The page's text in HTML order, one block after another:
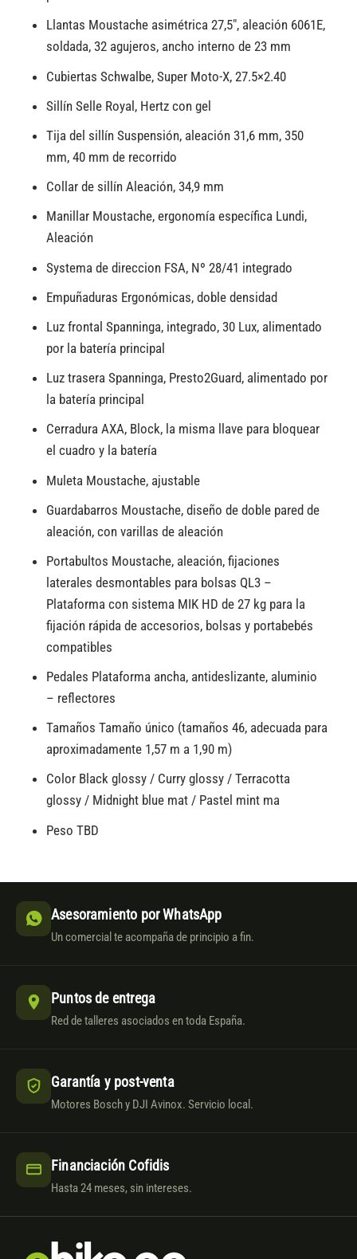
Llantas Moustache asimétrica 27,5″, aleación 6061E,
soldada, 32 agujeros, ancho interno de 23 mm
Cubiertas Schwalbe, Super Moto-X, 27.5×2.40
Sillín Selle Royal, Hertz con gel
Tija del sillín Suspensión, aleación 31,6 mm, 350
mm, 40 mm de recorrido
Collar de sillín Aleación, 34,9 mm
Manillar Moustache, ergonomía específica Lundi,
Aleación
Systema de direccion FSA, Nº 28/41 integrado
Empuñaduras Ergonómicas, doble densidad
Luz frontal Spanninga, integrado, 30 Lux, alimentado
por la batería principal
Luz trasera Spanninga, Presto2Guard, alimentado por
la batería principal
Cerradura AXA, Block, la misma llave para bloquear
el cuadro y la batería
Muleta Moustache, ajustable
Guardabarros Moustache, diseño de doble pared de
aleación, con varillas de aleación
Portabultos Moustache, aleación, fijaciones
laterales desmontables para bolsas QL3 –
Plataforma con sistema MIK HD de 27 kg para la
fijación rápida de accesorios, bolsas y portabebés
compatibles
Pedales Plataforma ancha, antideslizante, aluminio
– reflectores
Tamaños Tamaño único (tamaños 46, adecuada para
aproximadamente 1,57 m a 1,90 m)
Color Black glossy / Curry glossy / Terracotta
glossy / Midnight blue mat / Pastel mint ma
Peso TBD
Asesoramiento por WhatsApp
Un comercial te acompaña de principio a fin.
Puntos de entrega
Red de talleres asociados en toda España.
Garantía y post-venta
Motores Bosch y DJI Avinox. Servicio local.
Financiación Cofidis
Hasta 24 meses, sin intereses.